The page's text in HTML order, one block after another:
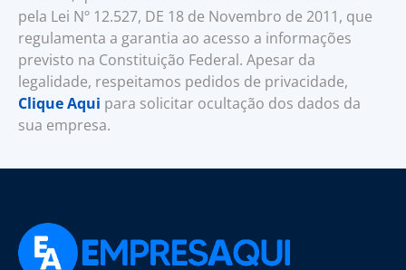
pela Lei Nº 12.527, DE 18 de Novembro de 2011, que
regulamenta a garantia ao acesso a informações
previsto na Constituição Federal. Apesar da
legalidade, respeitamos pedidos de privacidade,
Clique Aqui para solicitar ocultação dos dados da
sua empresa.